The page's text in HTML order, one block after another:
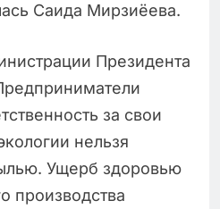
Саида Мирзиёева.
Президента
за свои
нельзя
Ущерб здоровью
производства